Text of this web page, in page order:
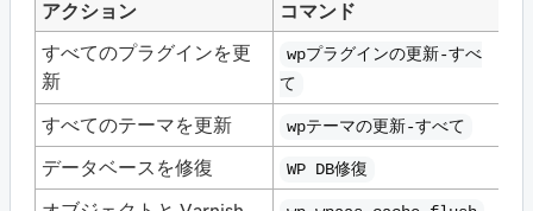
アクション コマンド
すべてのプラグインを更
新
wpプラグインの更新-すべ
て
すべてのテーマを更新 wpテーマの更新-すべて
データベースを修復 WP DB修復